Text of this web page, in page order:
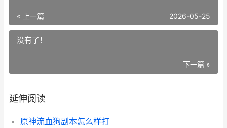
« 上一篇 2026-05-25
没有了！
下一篇 »
延伸阅读
原神流血狗副本怎么样打